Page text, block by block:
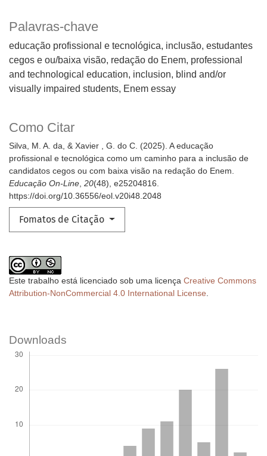
Palavras-chave
educação profissional e tecnológica, inclusão, estudantes
cegos e ou/baixa visão, redação do Enem professional
and technological education, inclusion, blind and/or
visually impaired students, Enem essay
Como Citar
Silva, M. A. da, & Xavier , G. do C. (2025). A educação
profissional e tecnológica como um caminho para a inclusão de
candidatos cegos ou com baixa visão na redação do Enem.
Educação On-Line, 20(48), e25204816.
https://doi.org/10.36556/eol.v20i48.2048
Fomatos de Citação
Este trabalho está licenciado sob uma licença Creative Commons
Attribution-NonCommercial 4.0 International License.
Downloads